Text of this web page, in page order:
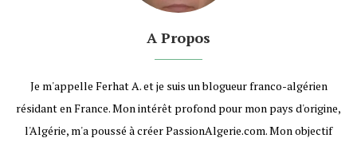
A Propos
Je m'appelle Ferhat A. et je suis un blogueur franco-algérien
résidant en France. Mon intérêt profond pour mon pays d'origine,
l'Algérie, m'a poussé à créer PassionAlgerie.com. Mon objectif